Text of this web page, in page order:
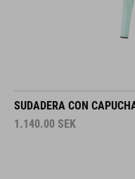
SUDADERA CON
1.140.00 SEK